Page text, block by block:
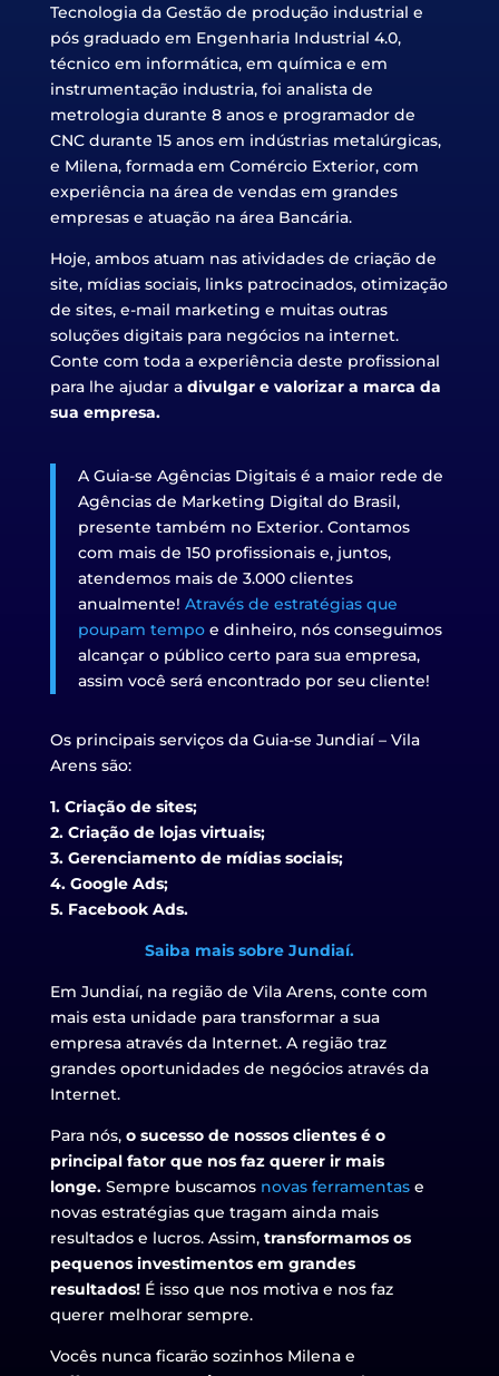
Tecnologia da Gestão de produção industrial e
pós graduado em Engenharia Industrial 4.0,
técnico em informática, em química e em
instrumentação industria, foi analista de
metrologia durante 8 anos e programador de
CNC durante 15 anos em indústrias metalúrgicas,
e Milena, formada em Comércio Exterior, com
experiência na área de vendas em grandes
empresas e atuação na área Bancária.
Hoje, ambos atuam nas atividades de criação de
site, mídias sociais, links patrocinados, otimização
de sites, e-mail marketing e muitas outras
soluções digitais para negócios na internet.
Conte com toda a experiência deste profissional
para lhe ajudar a divulgar e valorizar a marca da
sua empresa.
A Guia-se Agências Digitais é a maior rede de
Agências de Marketing Digital do Brasil,
presente também no Exterior. Contamos
com mais de 150 profissionais e, juntos,
atendemos mais de 3.000 clientes
anualmente! Através de estratégias que
poupam tempoe dinheiro, nós conseguimos
alcançar o público certo para sua empresa,
assim você será encontrado por seu cliente!
Os principais serviços da Guia-se Jundiaí – Vila
Arens são:
1. Criação de sites;
2. Criação de lojas virtuais;
3. Gerenciamento de mídias sociais;
4. Google Ads;
5. Facebook Ads.
Saiba mais sobre Jundiaí.
Em Jundiaí, na região de Vila Arens, conte com
mais esta unidade para transformar a sua
empresa através da Internet. A região traz
grandes oportunidades de negócios através da
Internet.
Para nós,o sucesso de nossos clientes é o
principal fator que nos faz querer ir mais
longe.Sempre buscamos novas ferramentase
novas estratégias que tragam ainda mais
resultados e lucros. Assim,transformamos os
pequenos investimentos em grandes
resultados!É isso que nos motiva e nos faz
querer melhorar sempre.
Vocês nunca ficarão sozinhos Milena e